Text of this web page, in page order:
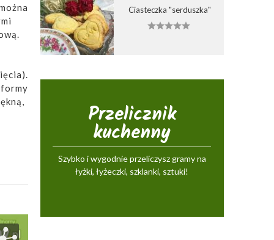
formy
Ciasteczka "serduszka"
Przelicznik
kuchenny
Szybko i wygodnie przeliczysz gramy na
łyżki, łyżeczki, szklanki, sztuki!